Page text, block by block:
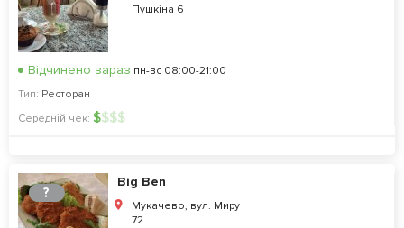
Пушкіна 6
Відчинено зараз пн-вс 08:00-21:00
Тип: Ресторан
Середній чек: $$$$
?
Big Ben
Мукачево, вул. Миру
72